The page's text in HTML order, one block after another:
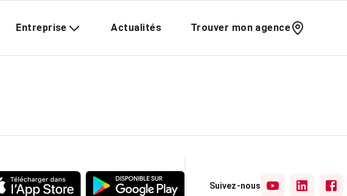
Entreprise Actualités Trouver mon agence
Suivez-nous